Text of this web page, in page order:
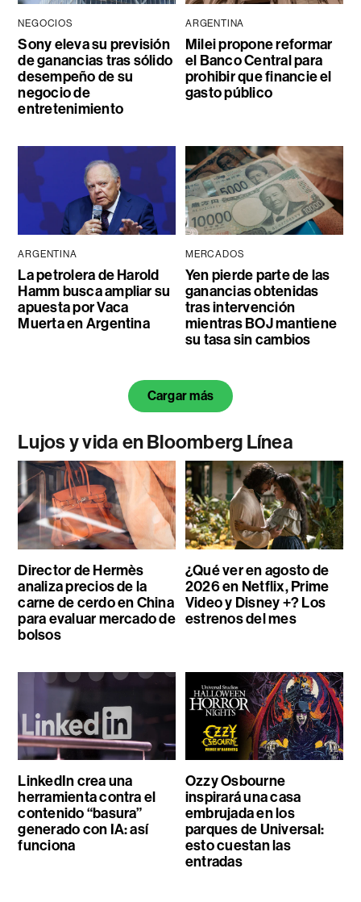
NEGOCIOS
Sony eleva su previsión
de ganancias tras sólido
desempeño de su
negocio de
entretenimiento
ARGENTINA
Milei propone reformar
el Banco Central para
prohibir que financie el
gasto público
ARGENTINA
La petrolera de Harold
Hamm busca ampliar su
apuesta por Vaca
Muerta en Argentina
MERCADOS
Yen pierde parte de las
ganancias obtenidas
tras intervención
mientras BOJ mantiene
su tasa sin cambios
Cargar más
Lujos y vida en Bloomberg Línea
Director de Hermès
analiza precios de la
carne de cerdo en China
para evaluar mercado de
bolsos
¿Qué ver en agosto de
2026 en Netflix, Prime
Video y Disney +? Los
estrenos del mes
LinkedIn crea una
herramienta contra el
contenido “basura”
generado con IA: así
funciona
Ozzy Osbourne
inspirará una casa
embrujada en los
parques de Universal:
esto cuestan las
entradas